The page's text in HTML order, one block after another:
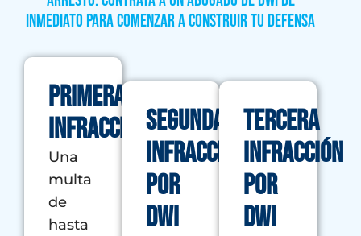
inmediato para comenzar a construir tu defensa
Primera
infracción
Una
multa
de
hasta
Segunda
infracción
por
DWI
Tercera
infracción
por
DWI